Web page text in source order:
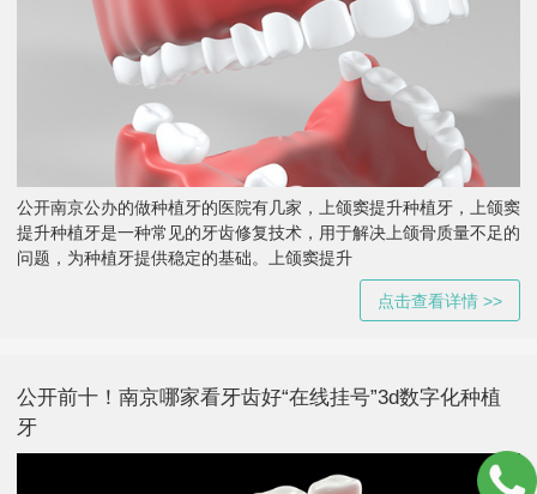
公开南京公办的做种植牙的医院有几家，上颌窦提升种植牙，上颌窦
提升种植牙是一种常见的牙齿修复技术，用于解决上颌骨质量不足的
问题，为种植牙提供稳定的基础。上颌窦提升
点击查看详情 >>
公开前十！南京哪家看牙齿好“在线挂号”3d数字化种植
牙